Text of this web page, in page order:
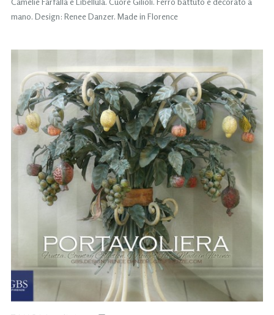
mano. Design: Renee Danzer. Made in Florence